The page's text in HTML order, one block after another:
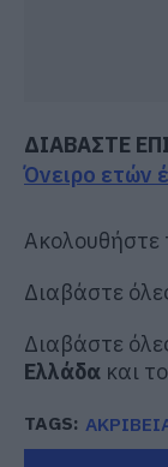
ΔΙΑΒΑΣΤΕ
Όνειρο ετών
Ακολουθήστε
Διαβάστε
Διαβάστε
Ελλάδα και
TAGS: